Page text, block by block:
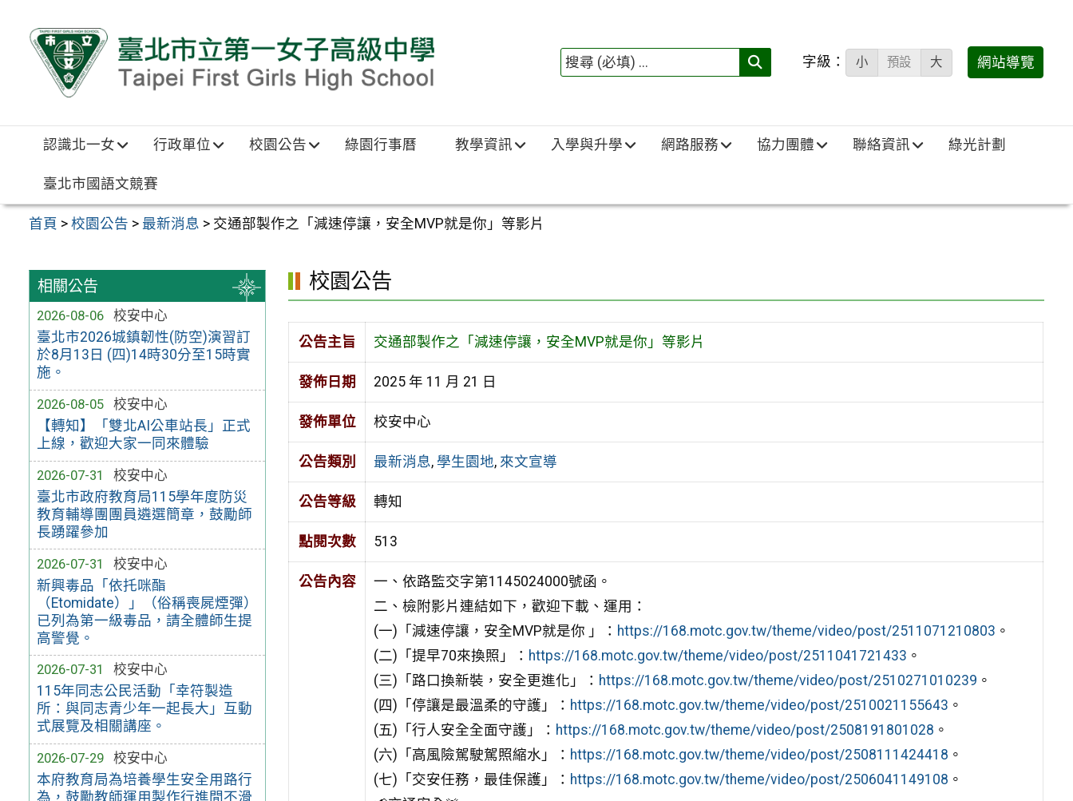
搜
填)：
字級： 小 預設 大 網站導覽
認識北一女 行政單位 校園公告 綠園行事曆 教學資訊 入學與升學 網路服務 協力團體 聯絡資訊 綠光計劃
臺北市國語文競賽
首頁 >校園公告 > 最新消息 > 交通部製作之「減速停讓，安全MVP就是你」等影片
相關公告
2026-08-06
校安中心
臺北市2026城鎮韌性(防空)演習訂
於8月13日 (四)14時30分至15時實
施。
2026-08-05
校安中心
【轉知】「雙北AI公車站長」正式
上線，歡迎大家一同來體驗
2026-07-31
校安中心
臺北市政府教育局115學年度防災
教育輔導團團員遴選簡章，鼓勵師
長踴躍參加
2026-07-31
校安中心
新興毒品「依托咪酯
（Etomidate）」（俗稱喪屍煙彈）
已列為第一級毒品，請全體師生提
高警覺。
2026-07-31
校安中心
115年同志公民活動「幸符製造
所：與同志青少年一起長大」互動
式展覽及相關講座。
2026-07-29
校安中心
本府教育局為培養學生安全用路行
為，鼓勵教師運用製作行進間不滑
校園公告
公告主旨 交通部製作之「減速停讓，安全MVP就是你」等影片
發佈日期 2025 年 11 月 21 日
發佈單位 校安中心
公告類別 最新消息, 學生園地, 來文宣導
公告等級 轉知
點閱次數 513
公告內容
一、依路監交字第1145024000號函。
二、檢附影片連結如下，歡迎下載、運用：
(一)「減速停讓，安全MVP就是你 」： https://168.motc.gov.tw/theme/video/post/2511071210803 。
(二)「提早70來換照」： https://168.motc.gov.tw/theme/video/post/2511041721433 。
(三)「路口換新裝，安全更進化」： https://168.motc.gov.tw/theme/video/post/2510271010239 。
(四)「停讓是最溫柔的守護」： https://168.motc.gov.tw/theme/video/post/2510021155643 。
(五)「行人安全全面守護」： https://168.motc.gov.tw/theme/video/post/2508191801028 。
(六)「高風險駕駛駕照縮水」： https://168.motc.gov.tw/theme/video/post/2508111424418 。
(七)「交安任務，最佳保護」： https://168.motc.gov.tw/theme/video/post/2506041149108 。